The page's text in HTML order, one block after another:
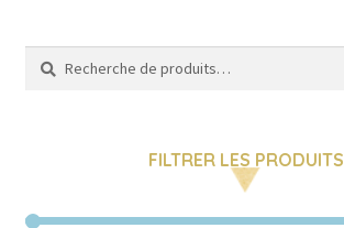
ancien
Recherche
pour :
Recherche
FILTRER LES PRODUITS